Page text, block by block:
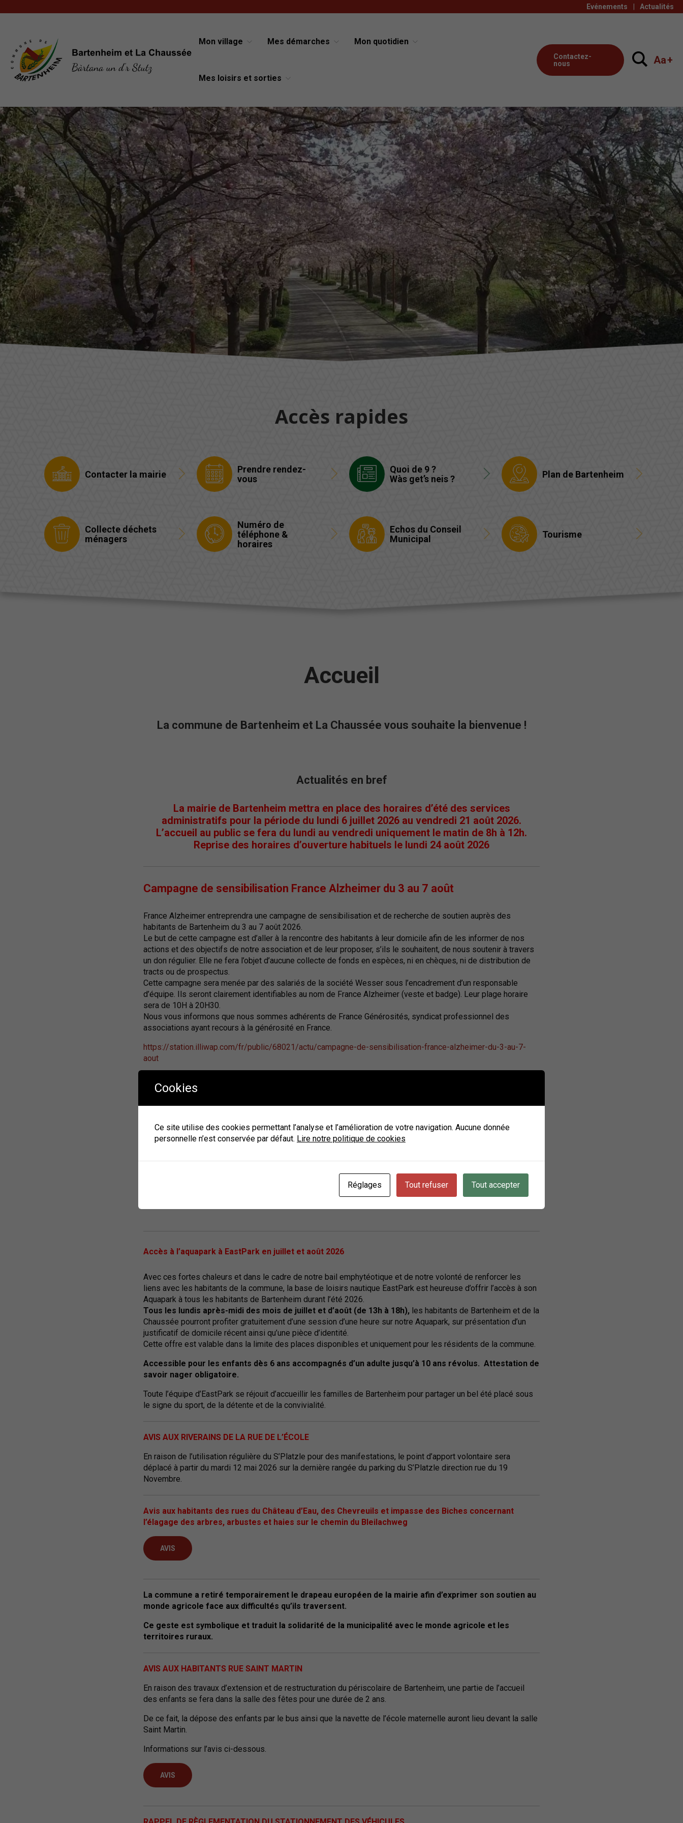
Evénements Actualités
Mairie de Bartenheim Mon village Mes démarches Mon quotidien
Mes loisirs et sorties
Contactez-
nous
Aa+
Accès rapides
Contacter la mairie
Prendre rendez-
vous
Quoi de 9 ?
Wàs get’s neis ?
Plan de Bartenheim
Collecte déchets
ménagers
Numéro de
téléphone &
horaires
Echos du Conseil
Municipal
Tourisme
Accueil
La commune de Bartenheim et La Chaussée vous souhaite la bienvenue !
Actualités en bref
La mairie de Bartenheim mettra en place des horaires d’été des services
administratifs pour la période du lundi 6 juillet 2026 au vendredi 21 août 2026.
L’accueil au public se fera du lundi au vendredi uniquement le matin de 8h à 12h.
Reprise des horaires d’ouverture habituels le lundi 24 août 2026
Campagne de sensibilisation France Alzheimer du 3 au 7 août
France Alzheimer entreprendra une campagne de sensibilisation et de recherche de soutien auprès des
habitants de Bartenheim du 3 au 7 août 2026.
Le but de cette campagne est d’aller à la rencontre des habitants à leur domicile afin de les informer de nos
actions et des objectifs de notre association et de leur proposer, s’ils le souhaitent, de nous soutenir à travers
un don régulier. Elle ne fera l’objet d’aucune collecte de fonds en espèces, ni en chèques, ni de distribution de
tracts ou de prospectus.
Cette campagne sera menée par des salariés de la société Wesser sous l’encadrement d’un responsable
d’équipe. Ils seront clairement identifiables au nom de France Alzheimer (veste et badge). Leur plage horaire
sera de 10H à 20H30.
Nous vous informons que nous sommes adhérents de France Générosités, syndicat professionnel des
associations ayant recours à la générosité en France.
https://station.illiwap.com/fr/public/68021/actu/campagne-de-sensibilisation-france-alzheimer-du-3-au-7-
aout
Travaux d’élagage et abattage – RTE
bon fonctionnement des lignes haute tension mais également la sécurité des personnes aux abords de ces
ouvrages.
Informations disponibles sur l’avis ci-dessous
Accès à l’aquapark à EastPark en juillet et août 2026
Avec ces fortes chaleurs et dans le cadre de notre bail emphytéotique et de notre volonté de renforcer les
liens avec les habitants de la commune, la base de loisirs nautique EastPark est heureuse d’offrir l’accès à son
Aquapark à tous les habitants de Bartenheim durant l’été 2026.
Tous les lundis après-midi des mois de juillet et d’août (de 13h à 18h), les habitants de Bartenheim et de la
Chaussée pourront profiter gratuitement d’une session d’une heure sur notre Aquapark, sur présentation d’un
justificatif de domicile récent ainsi qu’une pièce d’identité.
Cette offre est valable dans la limite des places disponibles et uniquement pour les résidents de la commune.
Accessible pour les enfants dès 6 ans accompagnés d’un adulte jusqu’à 10 ans révolus. Attestation de
savoir nager obligatoire.
Toute l’équipe d’EastPark se réjouit d’accueillir les familles de Bartenheim pour partager un bel été placé sous
le signe du sport, de la détente et de la convivialité.
AVIS AUX RIVERAINS DE LA RUE DE L’ÉCOLE
En raison de l’utilisation régulière du S’Platzle pour des manifestations, le point d’apport volontaire sera
déplacé à partir du mardi 12 mai 2026 sur la dernière rangée du parking du S’Platzle direction rue du 19
Novembre.
Avis aux habitants des rues du Château d’Eau, des Chevreuils et impasse des Biches concernant
l’élagage des arbres, arbustes et haies sur le chemin du Bleilachweg
AVIS
La commune a retiré temporairement le drapeau européen de la mairie afin d’exprimer son soutien au
monde agricole face aux difficultés qu’ils traversent.
Ce geste est symbolique et traduit la solidarité de la municipalité avec le monde agricole et les
territoires ruraux.
AVIS AUX HABITANTS RUE SAINT MARTIN
En raison des travaux d’extension et de restructuration du périscolaire de Bartenheim, une partie de l’accueil
des enfants se fera dans la salle des fêtes pour une durée de 2 ans.
De ce fait, la dépose des enfants par le bus ainsi que la navette de l’école maternelle auront lieu devant la salle
Saint Martin.
Informations sur l’avis ci-dessous.
AVIS
Cookies
Ce site utilise des cookies permettant l’analyse et l’amélioration de votre navigation. Aucune donnée
personnelle n’est conservée par défaut. Lire notre politique de cookies
Réglages Tout refuser Tout accepter